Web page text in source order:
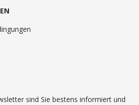
sind Sie bestens informiert und